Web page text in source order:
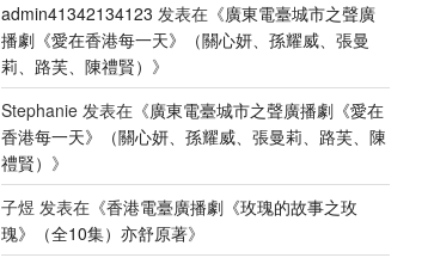
admin41342134123 发表在《廣東電臺城市之聲廣
播劇《愛在香港每一天》（關心妍、孫耀威、張曼
莉、路芙、陳禮賢） 》
Stephanie发表在《廣東電臺城市之聲廣播劇《愛在
香港每一天》（關心妍、孫耀威、張曼莉、路芙、陳
禮賢） 》
子煜 发表在《香港電臺廣播劇《玫瑰的故事之玫
瑰》（全10集）亦舒原著》